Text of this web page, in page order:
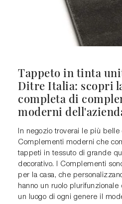
Tappeto in tinta
Ditre Italia: scopri
completa di
moderni
In negozio troverai le più belle
Complementi moderni che
tappeti in tessuto di grande
decorativo. I Complementi
per la casa, che
hanno un ruolo
un luogo di ogni genere il